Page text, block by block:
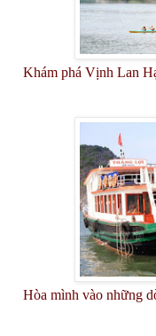
Khám phá Vịnh Lan
Hòa mình vào những